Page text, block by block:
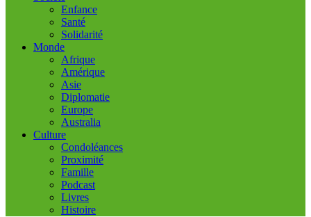
Enfance
Santé
Solidarité
Monde
Afrique
Amérique
Asie
Diplomatie
Europe
Australia
Culture
Condoléances
Proximité
Famille
Podcast
Livres
Histoire